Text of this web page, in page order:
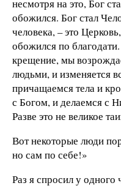
несмотря на это, Бог
обожился. Бог стал
человека, – это
обожился по
крещение, мы
людьми, и изменяется
причащаемся тела и
с Богом, и делаемся с
Разве это не великое
Вот некоторые люди
но сам по себе!»
Раз я спросил у одного